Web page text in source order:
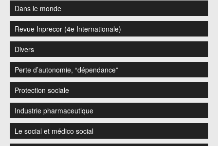
Dans le monde
Revue Inprecor (4e Internationale)
Divers
Perte d’autonomie, “dépendance”
Protection sociale
Industrie pharmaceutique
Le social et médico social